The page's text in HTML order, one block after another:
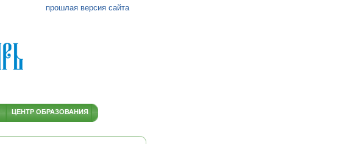
ЦЕНТР ОБРАЗОВАНИЯ
прошлая версия сайта